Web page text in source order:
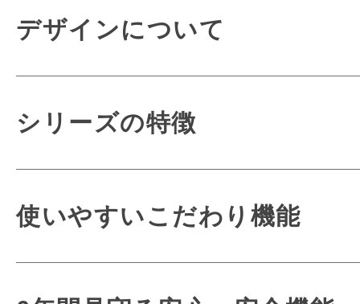
デザインについて
シリーズの特徴
モードな気
タータンチ
使いやすいこだわり機能